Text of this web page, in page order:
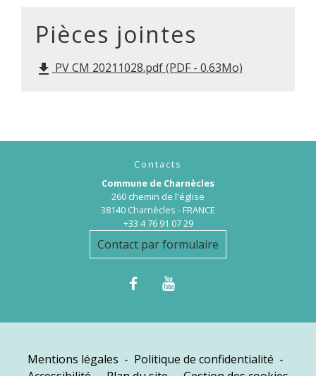
Pièces jointes
file_download PV CM 20211028.pdf (PDF - 0.63Mo)
Contacts
Commune de Charnècles
260 chemin de l'église
38140 Charnècles - FRANCE
+33 4 76 91 07 29
Contact par formulaire
Mentions légales - Politique de confidentialité -